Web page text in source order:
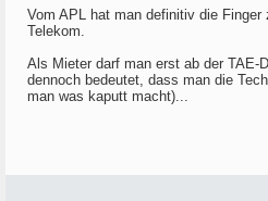
Vom APL hat man definitiv die
Telekom.
Als Mieter darf man erst ab der TAE-
dennoch bedeutet, dass man die
man was kaputt macht)...